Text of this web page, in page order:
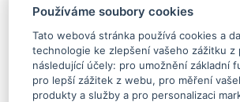
Používáme soubory cookies
Tato webová stránka používá cookies a
technologie ke zlepšení vašeho zážitku z
následující účely: pro umožnění základní
pro lepší zážitek z webu, pro měření
produkty a služby a pro personalizaci